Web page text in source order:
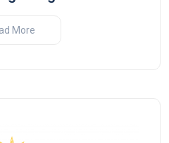
Massal oleh
More